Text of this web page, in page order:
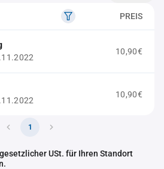
PREIS
10,90€
10,90€
1
USt. für Ihren Standort